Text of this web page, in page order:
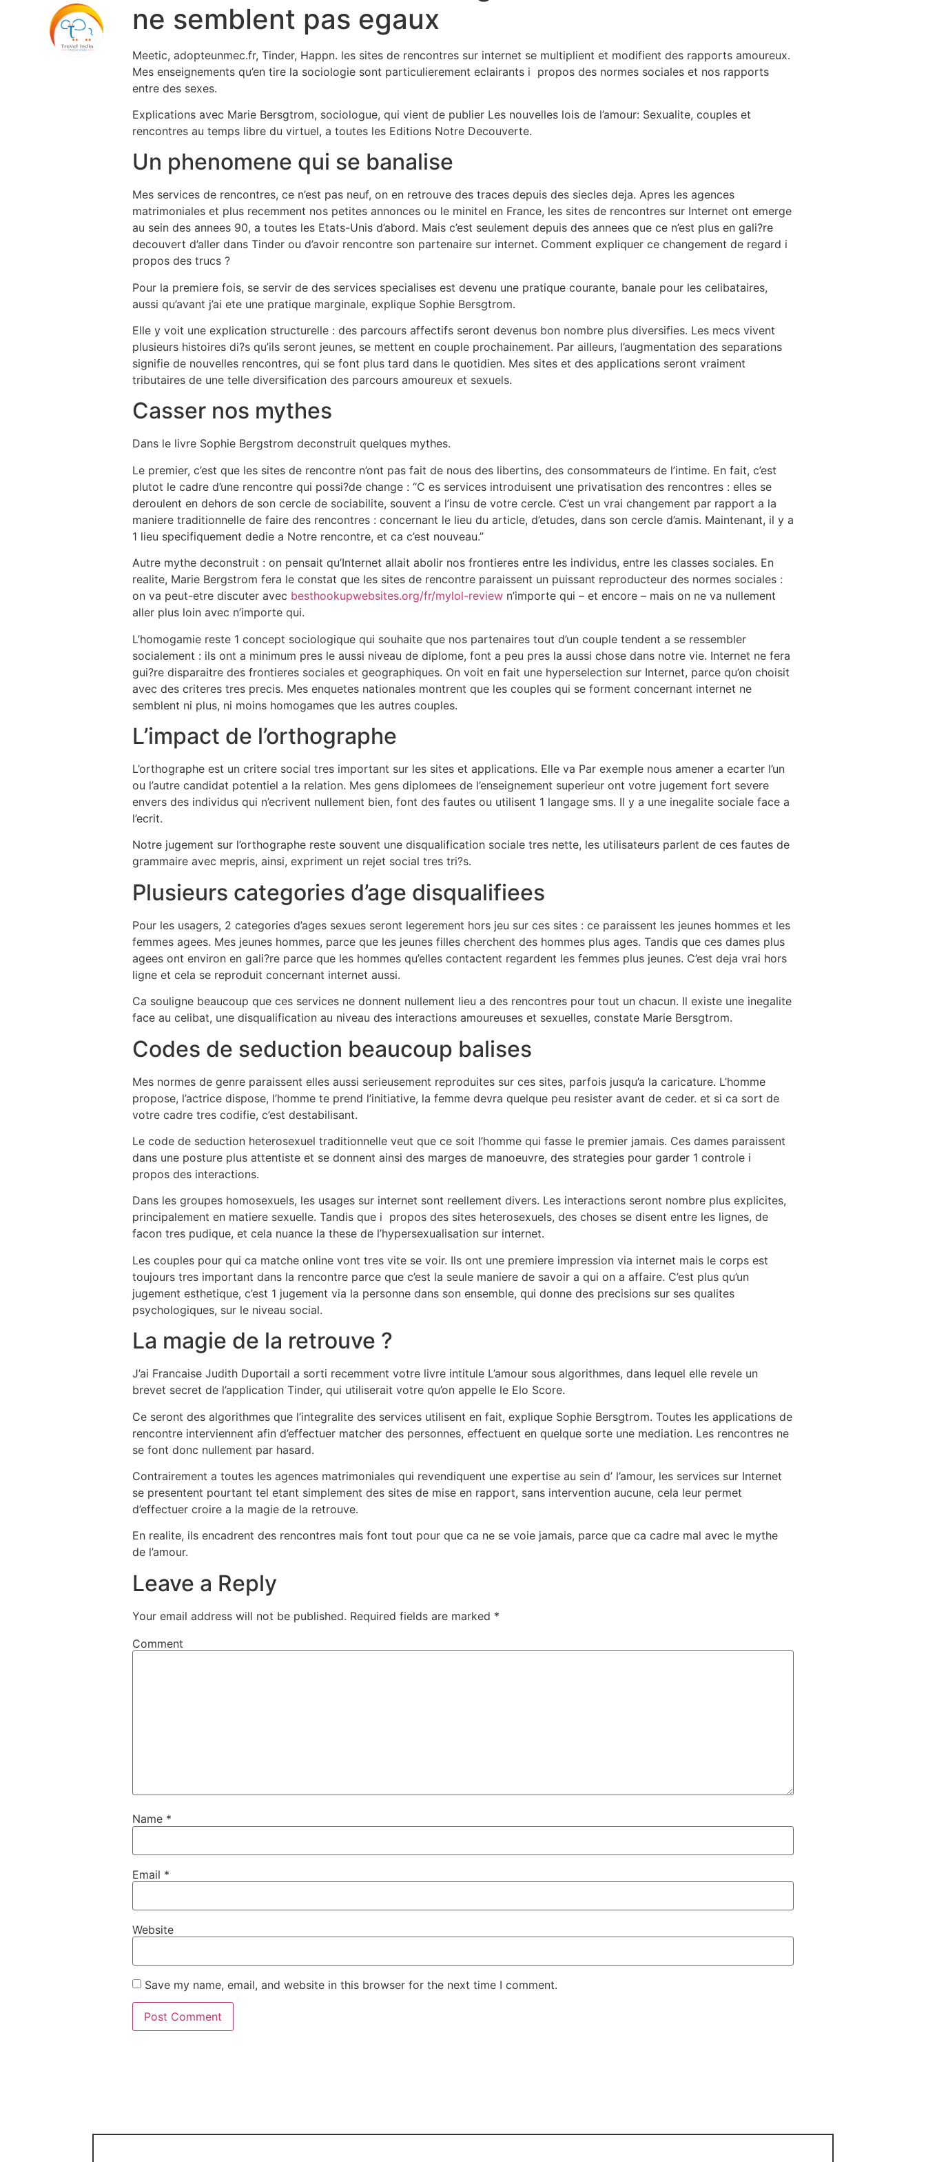
ne semblent pas egaux
Meetic, adopteunmec.fr, Tinder, Happn. les sites de rencontres sur internet se multiplient et modifient des rapports amoureux.
Mes enseignements qu’en tire la sociologie sont particulierement eclairants i propos des normes sociales et nos rapports
entre des sexes.
Explications avec Marie Bersgtrom, sociologue, qui vient de publier Les nouvelles lois de l’amour: Sexualite, couples et
rencontres au temps libre du virtuel, a toutes les Editions Notre Decouverte.
Un phenomene qui se banalise
Mes services de rencontres, ce n’est pas neuf, on en retrouve des traces depuis des siecles deja. Apres les agences
matrimoniales et plus recemment nos petites annonces ou le minitel en France, les sites de rencontres sur Internet ont emerge
au sein des annees 90, a toutes les Etats-Unis d’abord. Mais c’est seulement depuis des annees que ce n’est plus en gali?re
decouvert d’aller dans Tinder ou d’avoir rencontre son partenaire sur internet. Comment expliquer ce changement de regard i
propos des trucs ?
Pour la premiere fois, se servir de des services specialises est devenu une pratique courante, banale pour les celibataires,
aussi qu’avant j’ai ete une pratique marginale, explique Sophie Bersgtrom.
Elle y voit une explication structurelle : des parcours affectifs seront devenus bon nombre plus diversifies. Les mecs vivent
plusieurs histoires di?s qu’ils seront jeunes, se mettent en couple prochainement. Par ailleurs, l’augmentation des separations
signifie de nouvelles rencontres, qui se font plus tard dans le quotidien. Mes sites et des applications seront vraiment
tributaires de une telle diversification des parcours amoureux et sexuels.
Casser nos mythes
Dans le livre Sophie Bergstrom deconstruit quelques mythes.
Le premier, c’est que les sites de rencontre n’ont pas fait de nous des libertins, des consommateurs de l’intime. En fait, c’est
plutot le cadre d’une rencontre qui possi?de change : “C es services introduisent une privatisation des rencontres : elles se
deroulent en dehors de son cercle de sociabilite, souvent a l’insu de votre cercle. C’est un vrai changement par rapport a la
maniere traditionnelle de faire des rencontres : concernant le lieu du article, d’etudes, dans son cercle d’amis. Maintenant, il y a
1 lieu specifiquement dedie a Notre rencontre, et ca c’est nouveau.”
Autre mythe deconstruit : on pensait qu’Internet allait abolir nos frontieres entre les individus, entre les classes sociales. En
realite, Marie Bergstrom fera le constat que les sites de rencontre paraissent un puissant reproducteur des normes sociales :
on va peut-etre discuter avec besthookupwebsites.org/fr/mylol-review n’importe qui – et encore – mais on ne va nullement
aller plus loin avec n’importe qui.
L’homogamie reste 1 concept sociologique qui souhaite que nos partenaires tout d’un couple tendent a se ressembler
socialement : ils ont a minimum pres le aussi niveau de diplome, font a peu pres la aussi chose dans notre vie. Internet ne fera
gui?re disparaitre des frontieres sociales et geographiques. On voit en fait une hyperselection sur Internet, parce qu’on choisit
avec des criteres tres precis. Mes enquetes nationales montrent que les couples qui se forment concernant internet ne
semblent ni plus, ni moins homogames que les autres couples.
L’impact de l’orthographe
L’orthographe est un critere social tres important sur les sites et applications. Elle va Par exemple nous amener a ecarter l’un
ou l’autre candidat potentiel a la relation. Mes gens diplomees de l’enseignement superieur ont votre jugement fort severe
envers des individus qui n’ecrivent nullement bien, font des fautes ou utilisent 1 langage sms. Il y a une inegalite sociale face a
l’ecrit.
Notre jugement sur l’orthographe reste souvent une disqualification sociale tres nette, les utilisateurs parlent de ces fautes de
grammaire avec mepris, ainsi, expriment un rejet social tres tri?s.
Plusieurs categories d’age disqualifiees
Pour les usagers, 2 categories d’ages sexues seront legerement hors jeu sur ces sites : ce paraissent les jeunes hommes et les
femmes agees. Mes jeunes hommes, parce que les jeunes filles cherchent des hommes plus ages. Tandis que ces dames plus
agees ont environ en gali?re parce que les hommes qu’elles contactent regardent les femmes plus jeunes. C’est deja vrai hors
ligne et cela se reproduit concernant internet aussi.
Ca souligne beaucoup que ces services ne donnent nullement lieu a des rencontres pour tout un chacun. Il existe une inegalite
face au celibat, une disqualification au niveau des interactions amoureuses et sexuelles, constate Marie Bersgtrom.
Codes de seduction beaucoup balises
Mes normes de genre paraissent elles aussi serieusement reproduites sur ces sites, parfois jusqu’a la caricature. L’homme
propose, l’actrice dispose, l’homme te prend l’initiative, la femme devra quelque peu resister avant de ceder. et si ca sort de
votre cadre tres codifie, c’est destabilisant.
Le code de seduction heterosexuel traditionnelle veut que ce soit l’homme qui fasse le premier jamais. Ces dames paraissent
dans une posture plus attentiste et se donnent ainsi des marges de manoeuvre, des strategies pour garder 1 controle i
propos des interactions.
Dans les groupes homosexuels, les usages sur internet sont reellement divers. Les interactions seront nombre plus explicites,
principalement en matiere sexuelle. Tandis que i propos des sites heterosexuels, des choses se disent entre les lignes, de
facon tres pudique, et cela nuance la these de l’hypersexualisation sur internet.
Les couples pour qui ca matche online vont tres vite se voir. Ils ont une premiere impression via internet mais le corps est
toujours tres important dans la rencontre parce que c’est la seule maniere de savoir a qui on a affaire. C’est plus qu’un
jugement esthetique, c’est 1 jugement via la personne dans son ensemble, qui donne des precisions sur ses qualites
psychologiques, sur le niveau social.
La magie de la retrouve ?
J’ai Francaise Judith Duportail a sorti recemment votre livre intitule L’amour sous algorithmes, dans lequel elle revele un
brevet secret de l’application Tinder, qui utiliserait votre qu’on appelle le Elo Score.
Ce seront des algorithmes que l’integralite des services utilisent en fait, explique Sophie Bersgtrom. Toutes les applications de
rencontre interviennent afin d’effectuer matcher des personnes, effectuent en quelque sorte une mediation. Les rencontres ne
se font donc nullement par hasard.
Contrairement a toutes les agences matrimoniales qui revendiquent une expertise au sein d’ l’amour, les services sur Internet
se presentent pourtant tel etant simplement des sites de mise en rapport, sans intervention aucune, cela leur permet
d’effectuer croire a la magie de la retrouve.
En realite, ils encadrent des rencontres mais font tout pour que ca ne se voie jamais, parce que ca cadre mal avec le mythe
de l’amour.
Leave a Reply
Your email address will not be published. Required fields are marked *
Comment
Name *
Email *
Website
Save my name, email, and website in this browser for the next time I comment.